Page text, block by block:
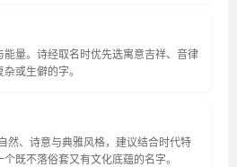
量。诗经取名时优先选寓意吉祥、音律
或生僻的字。
然、诗意与典雅风格，建议结合时代特
既不落俗套又有文化底蕴的名字。